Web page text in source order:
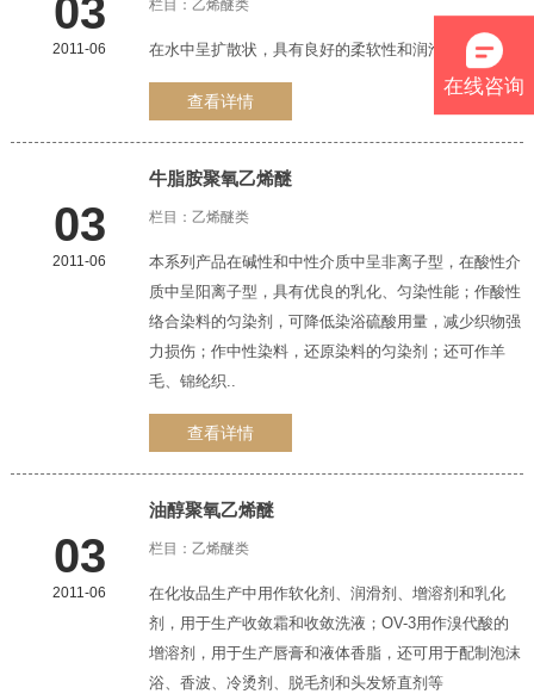
03
2011-06
栏目： 乙烯醚类
在水中呈扩散状，具有良好的柔软性和润滑性
查看详情
03
2011-06
牛脂胺聚氧乙烯醚
栏目： 乙烯醚类
本系列产品在碱性和中性介质中呈非离子型，在酸性介
质中呈阳离子型，具有优良的乳化、匀染性能；作酸性
络合染料的匀染剂，可降低染浴硫酸用量，减少织物强
力损伤；作中性染料，还原染料的匀染剂；还可作羊
毛、锦纶织..
查看详情
03
2011-06
油醇聚氧乙烯醚
栏目： 乙烯醚类
在化妆品生产中用作软化剂、润滑剂、增溶剂和乳化
剂，用于生产收敛霜和收敛洗液；OV-3用作溴代酸的
增溶剂，用于生产唇膏和液体香脂，还可用于配制泡沫
浴、香波、冷烫剂、脱毛剂和头发矫直剂等
在线咨询